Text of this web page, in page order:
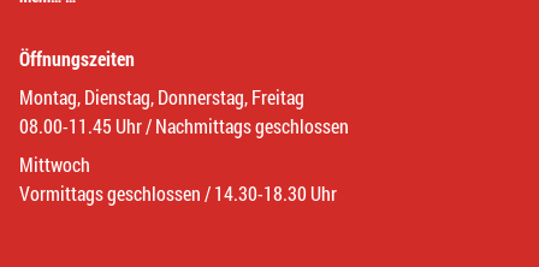
Öffnungszeiten
Montag, Dienstag, Donnerstag, Freitag
08.00-11.45 Uhr / Nachmittags geschlossen
Mittwoch
Vormittags geschlossen / 14.30-18.30 Uhr